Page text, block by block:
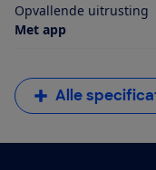
Opvallende uitrusting
Met app
Alle